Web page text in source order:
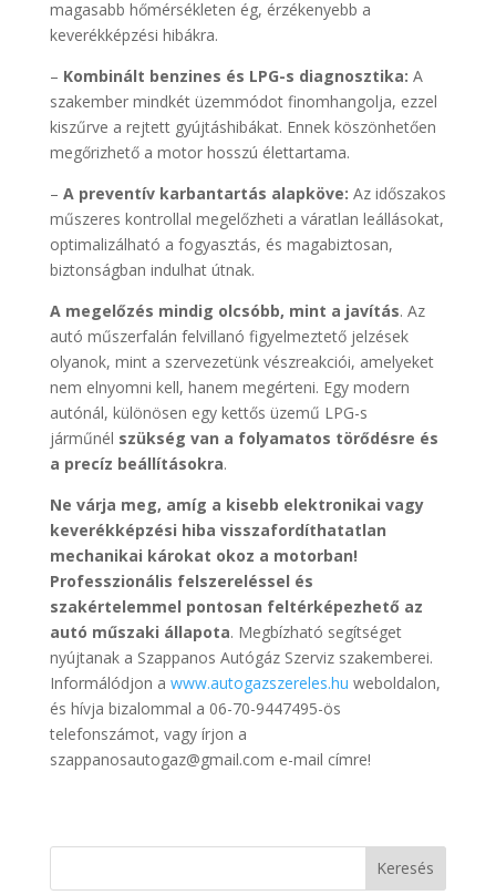
magasabb hőmérsékleten ég, érzékenyebb a
keverékképzési hibákra.
– Kombinált benzines és LPG-s diagnosztika: A
szakember mindkét üzemmódot finomhangolja, ezzel
kiszűrve a rejtett gyújtáshibákat. Ennek köszönhetően
megőrizhető a motor hosszú élettartama.
– A preventív karbantartás alapköve: Az időszakos
műszeres kontrollal megelőzheti a váratlan leállásokat,
optimalizálható a fogyasztás, és magabiztosan,
biztonságban indulhat útnak.
A megelőzés mindig olcsóbb, mint a javítás. Az
autó műszerfalán felvillanó figyelmeztető jelzések
olyanok, mint a szervezetünk vészreakciói, amelyeket
nem elnyomni kell, hanem megérteni. Egy modern
autónál, különösen egy kettős üzemű LPG-s
járműnél szükség van a folyamatos törődésre és
a precíz beállításokra.
Ne várja meg, amíg a kisebb elektronikai vagy
keverékképzési hiba visszafordíthatatlan
mechanikai károkat okoz a motorban!
Professzionális felszereléssel és
szakértelemmel pontosan feltérképezhető az
autó műszaki állapota. Megbízható segítséget
nyújtanak a Szappanos Autógáz Szerviz szakemberei.
Informálódjon a www.autogazszereles.hu weboldalon,
és hívja bizalommal a 06-70-9447495-ös
telefonszámot, vagy írjon a
szappanosautogaz@gmail.com e-mail címre!